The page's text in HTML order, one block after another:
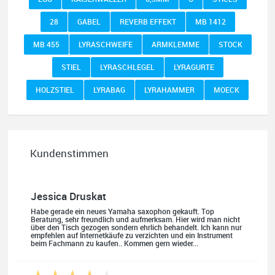
28 GABEL REVERB EFFEKT MB 1412
MB 455 LYRASCHWEIFE ARMKLEMME STOCK
STIEL LYRASCHLEGEL LYRAGURTE
HOLZSTIEL LYRABAG LYRAHAMMER MOECK
Kundenstimmen
Jessica Druskat
Beratung, sehr freundlich und aufmerksam. Hier wird man nicht
über den Tisch gezogen sondern ehrlich behandelt. Ich kann nur
empfehlen auf Internetkäufe zu verzichten und ein Instrument
beim Fachmann zu kaufen.. Kommen gern wieder...